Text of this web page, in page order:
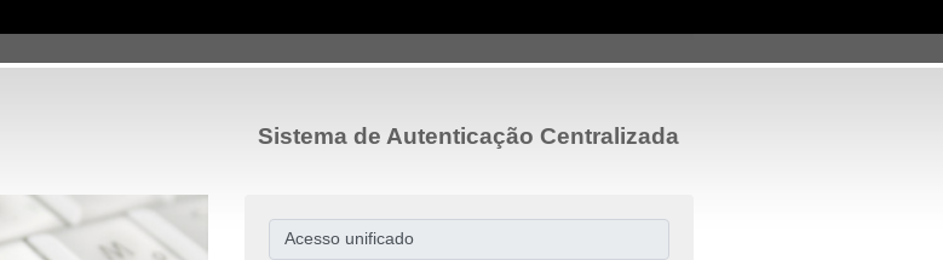
Sistema de Autenticação Centralizada
Acesso unificado